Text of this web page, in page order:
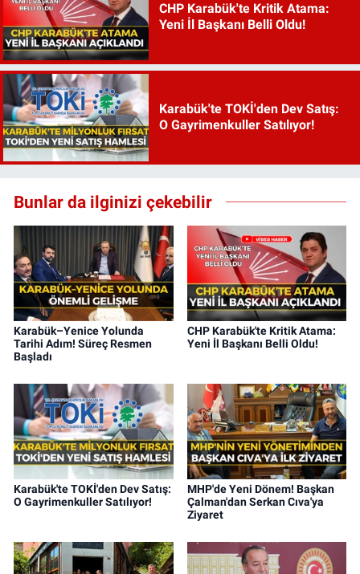
CHP Karabük'te Kritik Atama:
Yeni İl Başkanı Belli Oldu!
Karabük'te TOKİ'den Dev Satış:
O Gayrimenkuller Satılıyor!
Bunlar da ilginizi çekebilir
Karabük–Yenice Yolunda
Tarihi Adım! Süreç Resmen
Başladı
CHP Karabük'te Kritik Atama:
Yeni İl Başkanı Belli Oldu!
Karabük'te TOKİ'den Dev Satış:
O Gayrimenkuller Satılıyor!
MHP'de Yeni Dönem! Başkan
Çalman'dan Serkan Cıva'ya
Ziyaret